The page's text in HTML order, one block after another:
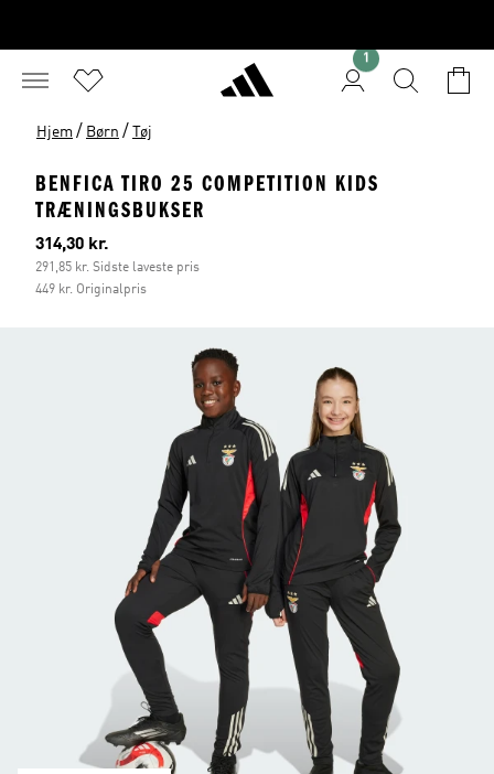
1
Hjem / Børn / Tøj
BENFICA TIRO 25 COMPETITION KIDS
TRÆNINGSBUKSER
Nuværende pris
314,30 kr.
291,85 kr. Sidste laveste pris
449 kr. Originalpris